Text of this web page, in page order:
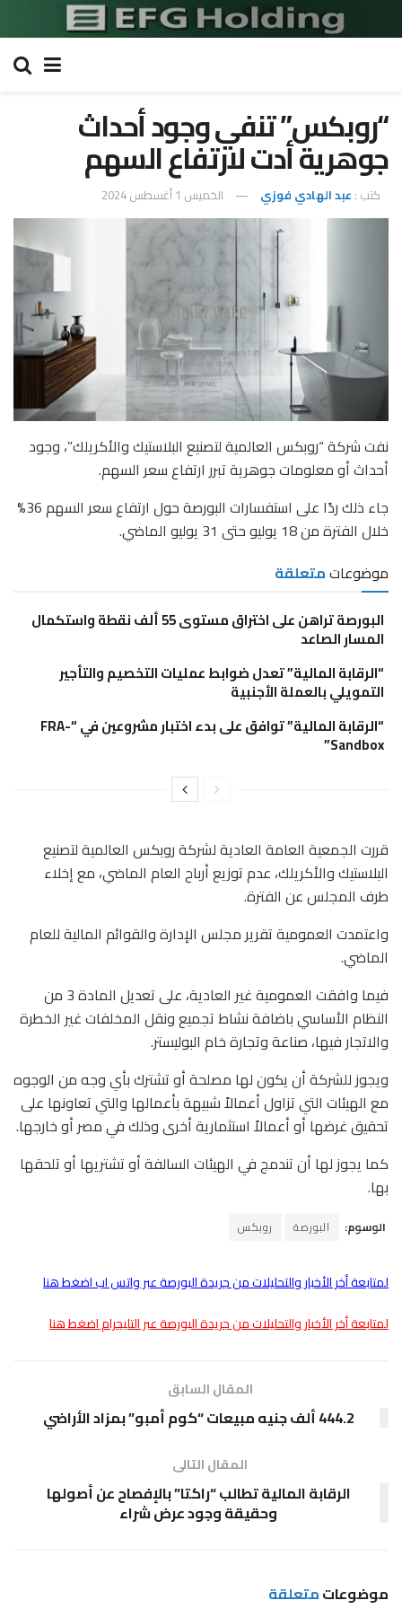
“روبكس” تنفي وجود أحداث
جوهرية أدت لارتفاع السهم
كتب : عبد الهادي فوزي الخميس 1 أغسطس 2024
نفت شركة “روبكس العالمية لتصنيع البلاستيك والأكريلك”، وجود
أحداث أو معلومات جوهرية تبرر ارتفاع سعر السهم.
جاء ذلك ردًا على استفسارات البورصة حول ارتفاع سعر السهم 36%
خلال الفترة من 18 يوليو حتى 31 يوليو الماضي.
موضوعاتمتعلقة
البورصة تراهن على اختراق مستوى 55 ألف نقطة واستكمال
المسار الصاعد
“الرقابة المالية” تعدل ضوابط عمليات التخصيم والتأجير
التمويلي بالعملة الأجنبية
“الرقابة المالية” توافق على بدء اختبار مشروعين في “FRA-
Sandbox”
قررت الجمعية العامة العادية لشركة روبكس العالمية لتصنيع
البلاستيك والأكريلك، عدم توزيع أرباح العام الماضي، مع إخلاء
طرف المجلس عن الفترة.
واعتمدت العمومية تقرير مجلس الإدارة والقوائم المالية للعام
الماضي.
فيما وافقت العمومية غير العادية، على تعديل المادة 3 من
النظام الأساسي باضافة نشاط تجميع ونقل المخلفات غير الخطرة
والاتجار فيها، صناعة وتجارة خام البوليستر.
ويجوز للشركة أن يكون لها مصلحة أو تشترك بأي وجه من الوجوه
مع الهيئات التي تزاول أعمالاً شبيهة بأعمالها والتي تعاونها على
تحقيق غرضها أو أعمالاً استثمارية أخرى وذلك في مصر أو خارجها.
كما يجوز لها أن تندمج في الهيئات السالفة أو تشتريها أو تلحقها
بها.
الوسوم: البورصة روبكس
لمتابعة أخر الأخبار والتحليلات من جريدة البورصة عبر واتس اب اضغط هنا
لمتابعة أخر الأخبار والتحليلات من جريدة البورصة عبر التليجرام اضغط هنا
المقال السابق
444.2 ألف جنيه مبيعات “كوم أمبو” بمزاد الأراضي
المقال التالى
الرقابة المالية تطالب “راكتا” بالإفصاح عن أصولها
وحقيقة وجود عرض شراء
موضوعاتمتعلقة